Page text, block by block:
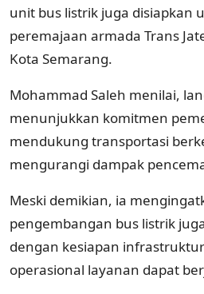
unit bus listrik juga disiapkan
peremajaan armada Trans
Kota Semarang.
Mohammad Saleh menilai,
menunjukkan komitmen
mendukung transportasi
mengurangi dampak
Meski demikian, ia
pengembangan bus listrik
dengan kesiapan
operasional layanan dapat